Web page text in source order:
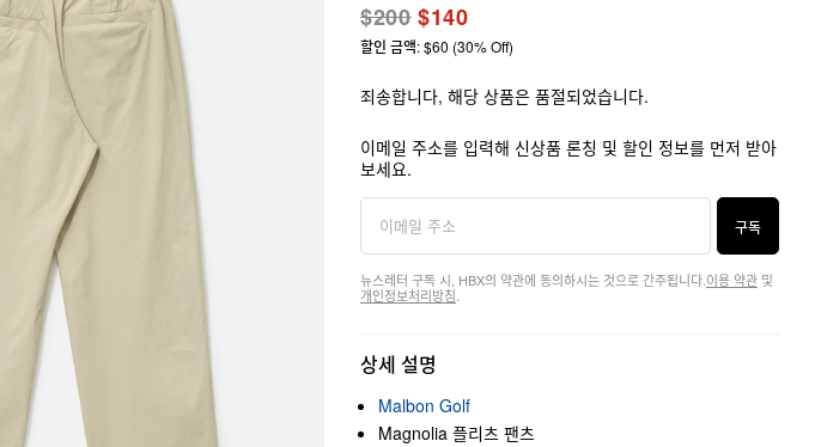
$200$140
할인 금액: $60 (30% Off)
죄송합니다, 해당 상품은 품절되었습니다.
이메일 주소를 입력해 신상품 론칭 및 할인 정보를 먼저 받아
보세요.
구독
뉴스레터 구독 시, HBX의 약관에 동의하시는 것으로 간주됩니다. 이용 약관 및
개인정보처리방침
상세 설명
Malbon Golf
Magnolia 플리츠 팬츠